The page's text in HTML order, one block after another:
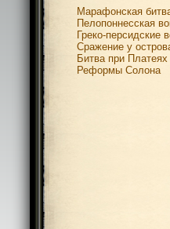
Марафонская
Пелопоннесская
Греко-персидские
Сражение у
Битва при Платеях
Реформы Солона